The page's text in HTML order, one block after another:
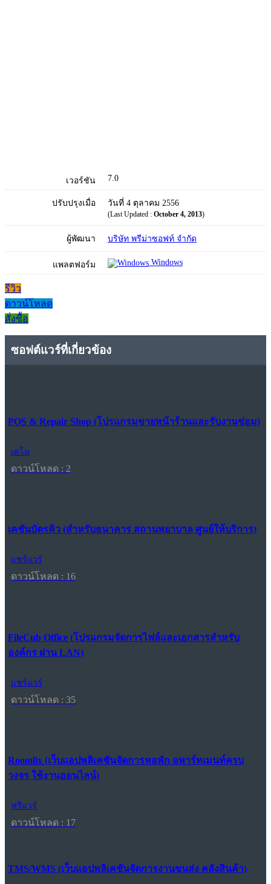
เวอร์ชัน 7.0
ปรับปรุงเมื่อ วันที่ 4 ตุลาคม 2556
(Last Updated : October 4, 2013)
ผู้พัฒนา บริษัท พรีม่าซอฟท์ จำกัด
แพลตฟอร์ม Windows
รีวิว
ดาวน์โหลด
สั่งซื้อ
ซอฟต์แวร์ที่เกี่ยวข้อง
POS & Repair Shop (โปรแกรมขายหน้าร้านและรับงานซ่อม)
เดโม
ดาวน์โหลด : 2
เคชันบัตรคิว (สำหรับธนาคาร สถานพยาบาล ศูนย์ให้บริการ)
แชร์แวร์
ดาวน์โหลด : 16
FileCub Office (โปรแกรมจัดการไฟล์และเอกสารสำหรับ
องค์กร ผ่าน LAN)
แชร์แวร์
ดาวน์โหลด : 35
Roomlix (เว็บแอปพลิเคชันจัดการหอพัก อพาร์ทเมนท์ครบ
วงจร ใช้งานออนไลน์)
ฟรีแวร์
ดาวน์โหลด : 17
TMS/WMS (เว็บแอปพลิเคชันจัดการงานขนส่ง คลังสินค้า)